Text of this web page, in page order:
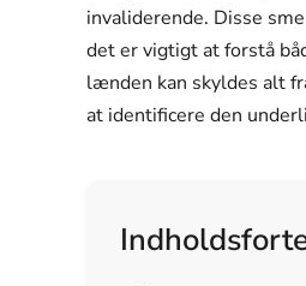
invaliderende. Disse
det er vigtigt at forstå
lænden kan skyldes alt
at identificere den